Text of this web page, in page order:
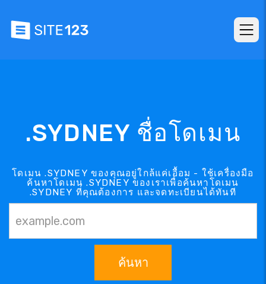
.SYDNEY ชื่อโดเมน
โดเมน .SYDNEY ของคุณอยู่ใกล้แค่เอื้อม - ใช้เครื่องมือ
ค้นหาโดเมน .SYDNEY ของเราเพื่อค้นหาโดเมน
.SYDNEY ที่คุณต้องการ และจดทะเบียนได้ทันที
ค้นหา